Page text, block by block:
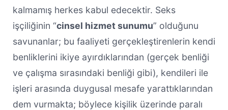
kalmamış herkes kabul edecektir. Seks
işçiliğinin “cinsel hizmet sunumu” olduğunu
savunanlar; bu faaliyeti gerçekleştirenlerin kendi
benliklerini ikiye ayırdıklarından (gerçek benliği
ve çalışma sırasındaki benliği gibi), kendileri ile
işleri arasında duygusal mesafe yarattıklarından
dem vurmakta; böylece kişilik üzerinde paralı